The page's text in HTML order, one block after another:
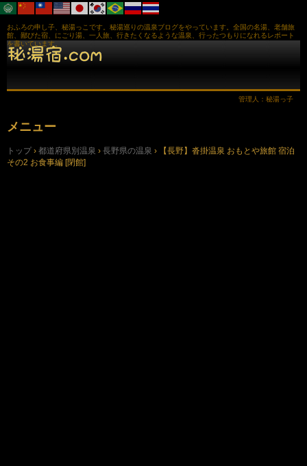
おふろの申し子、秘湯っこです。秘湯巡りの温泉ブログをやっています。全国の名湯、老舗旅
館、鄙びた宿、にごり湯、一人旅、行きたくなるような温泉、行ったつもりになれるレポート
を書いています。
管理人：秘湯っ子
メニュー
ン
テ
トップ › 都道府県別温泉 › 長野県の温泉 ›
【長野】沓掛温泉 おもとや旅館 宿泊
その2 お食事編 [閉館]